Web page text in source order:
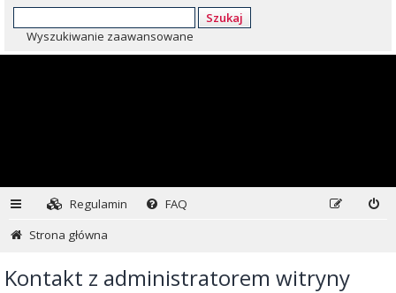
Szukaj
Wyszukiwanie zaawansowane
Regulamin
FAQ
Strona główna
Kontakt z administratorem witryny